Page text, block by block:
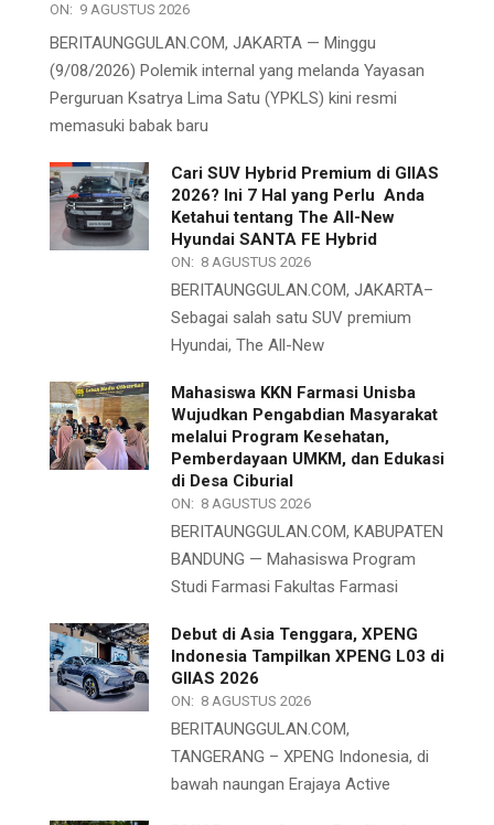
ON: 9 AGUSTUS 2026
BERITAUNGGULAN.COM, JAKARTA — Minggu
(9/08/2026) Polemik internal yang melanda Yayasan
Perguruan Ksatrya Lima Satu (YPKLS) kini resmi
memasuki babak baru
Cari SUV Hybrid Premium di GIIAS
2026? Ini 7 Hal yang Perlu Anda
Ketahui tentang The All-New
Hyundai SANTA FE Hybrid
ON: 8 AGUSTUS 2026
BERITAUNGGULAN.COM, JAKARTA–
Sebagai salah satu SUV premium
Hyundai, The All-New
Mahasiswa KKN Farmasi Unisba
Wujudkan Pengabdian Masyarakat
melalui Program Kesehatan,
Pemberdayaan UMKM, dan Edukasi
di Desa Ciburial
ON: 8 AGUSTUS 2026
BERITAUNGGULAN.COM, KABUPATEN
BANDUNG — Mahasiswa Program
Studi Farmasi Fakultas Farmasi
Debut di Asia Tenggara, XPENG
Indonesia Tampilkan XPENG L03 di
GIIAS 2026
ON: 8 AGUSTUS 2026
BERITAUNGGULAN.COM,
TANGERANG – XPENG Indonesia, di
bawah naungan Erajaya Active